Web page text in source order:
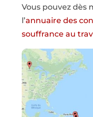
Vous pouvez dès
l’annuaire des
souffrance au